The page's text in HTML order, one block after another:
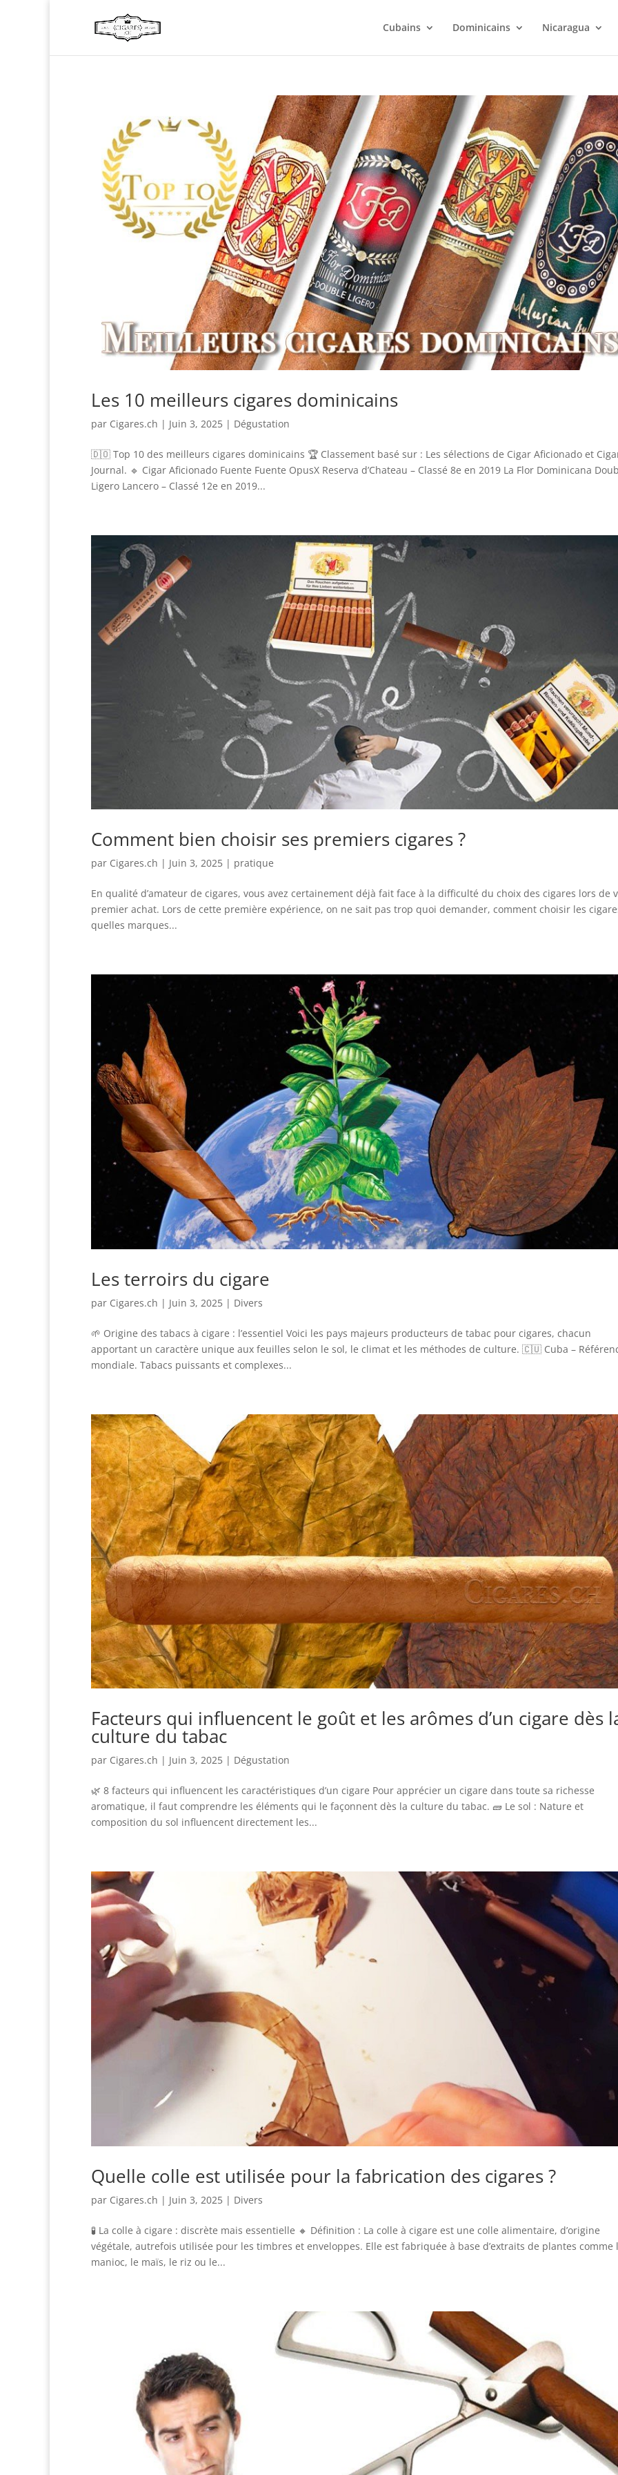
Cubains Dominicains Nicaragua
Les 10 meilleurs cigares dominicains
par Cigares.ch | Juin 3, 2025 | Dégustation
🇩🇴 Top 10 des meilleurs cigares dominicains 🏆 Classement basé sur : Les sélections de Cigar Aficionado et
Journal. 🔹 Cigar Aficionado Fuente Fuente OpusX Reserva d’Chateau – Classé 8e en 2019 La Flor Dominicana
Ligero Lancero – Classé 12e en 2019...
Comment bien choisir ses premiers cigares ?
par Cigares.ch | Juin 3, 2025 | pratique
En qualité d’amateur de cigares, vous avez certainement déjà fait face à la difficulté du choix des cigares lors de
premier achat. Lors de cette première expérience, on ne sait pas trop quoi demander, comment choisir les
quelles marques...
Les terroirs du cigare
par Cigares.ch | Juin 3, 2025 | Divers
🌱 Origine des tabacs à cigare : l’essentiel Voici les pays majeurs producteurs de tabac pour cigares, chacun
apportant un caractère unique aux feuilles selon le sol, le climat et les méthodes de culture. 🇨🇺 Cuba –
mondiale. Tabacs puissants et complexes...
Facteurs qui influencent le goût et les arômes d’un cigare dès
culture du tabac
par Cigares.ch | Juin 3, 2025 | Dégustation
🌿 8 facteurs qui influencent les caractéristiques d’un cigare Pour apprécier un cigare dans toute sa richesse
aromatique, il faut comprendre les éléments qui le façonnent dès la culture du tabac. 🧱 Le sol : Nature et
composition du sol influencent directement les...
Quelle colle est utilisée pour la fabrication des cigares ?
par Cigares.ch | Juin 3, 2025 | Divers
🧪 La colle à cigare : discrète mais essentielle 🔸 Définition : La colle à cigare est une colle alimentaire, d’origine
végétale, autrefois utilisée pour les timbres et enveloppes. Elle est fabriquée à base d’extraits de plantes comme
manioc, le maïs, le riz ou le...